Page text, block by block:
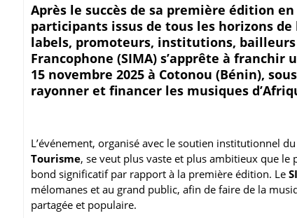
Après le succès de sa première édition
participants issus de tous les horizons
labels, promoteurs, institutions, bailleurs
Francophone (SIMA) s’apprête à
15 novembre 2025 à Cotonou (Bénin),
rayonner et financer les musiques
L’événement, organisé avec le soutien institutionnel
Tourisme, se veut plus vaste et plus ambitieux que
bond significatif par rapport à la première édition. Le
mélomanes et au grand public, afin de faire de la
partagée et populaire.